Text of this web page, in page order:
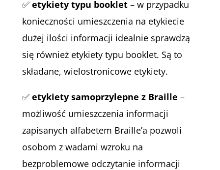
✅ etykiety typu booklet– w przypadku
konieczności umieszczenia na etykiecie
dużej ilości informacji idealnie sprawdzą
się również etykiety typu booklet. Są to
składane, wielostronicowe etykiety.
✅ etykiety samoprzylepne z Braille –
możliwość umieszczenia informacji
zapisanych alfabetem Braille’a pozwoli
osobom z wadami wzroku na
bezproblemowe odczytanie informacji